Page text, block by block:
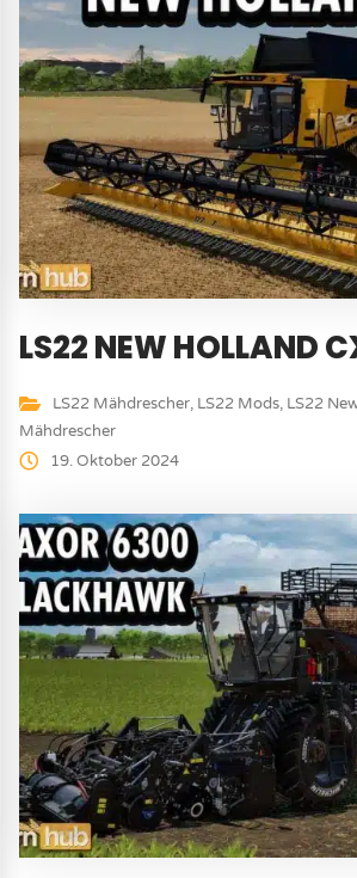
LS22 NEW HOLLAND
LS22 Mähdrescher, LS22 Mods, LS22
Mähdrescher
19. Oktober 2024